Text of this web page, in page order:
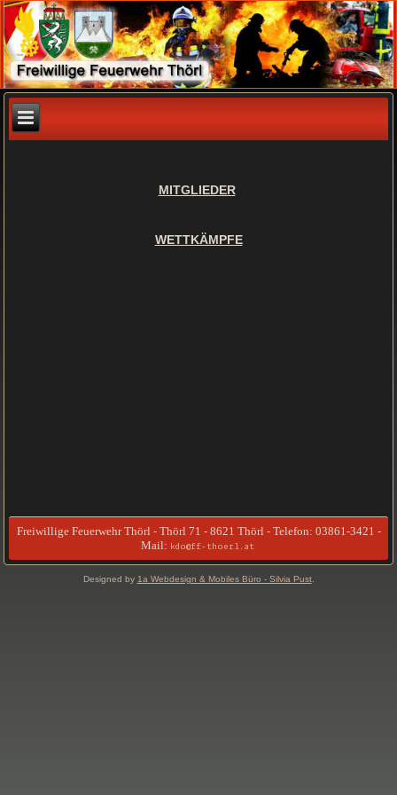
MITGLIEDER
WETTKÄMPFE
Freiwillige Feuerwehr Thörl - Thörl 71 - 8621 Thörl - Telefon: 03861-3421 -
Mail: kdo@ff-thoerl.at
Designed by 1a Webdesign & Mobiles Büro - Silvia Pust.